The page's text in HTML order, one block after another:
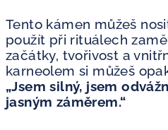
Tento kámen můžeš
použít při rituálech
začátky, tvořivost a
karneolem si můžeš
„Jsem silný, jsem
jasným záměrem.“